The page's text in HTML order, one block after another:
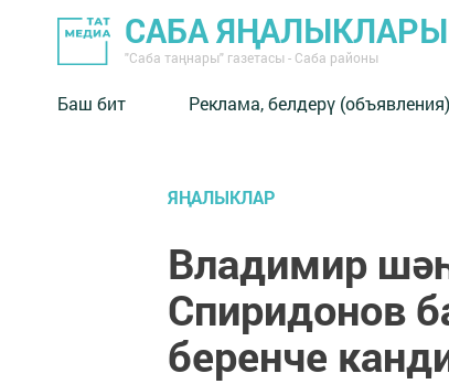
САБА ЯҢАЛЫКЛАРЫ
"Саба таңнары" газетасы - Саба районы
Баш бит Реклама, белдерү (объявления)
ЯҢАЛЫКЛАР
Владимир
Спиридонов
беренче